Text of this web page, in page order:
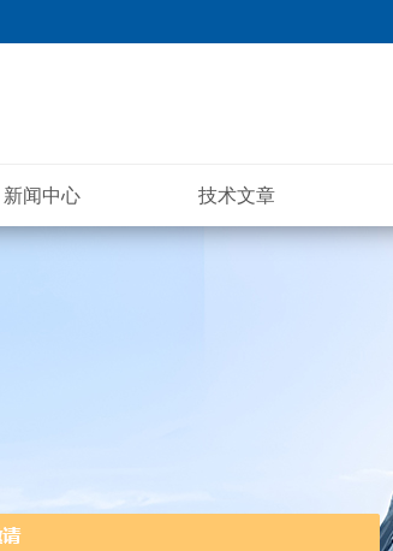
新闻中心 技术文章